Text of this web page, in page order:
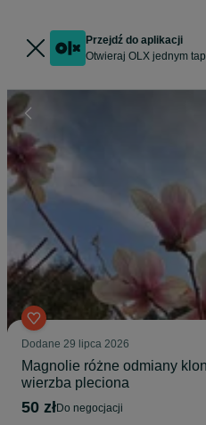
Przejdź do aplikacji
Otwieraj OLX jednym
Dodane 29 lipca 2026
Magnolie różne odmiany
wierzba pleciona
50 zł do negocjacji